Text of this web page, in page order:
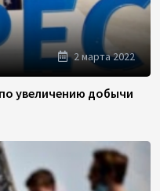
2 марта 2022
увеличению добычи